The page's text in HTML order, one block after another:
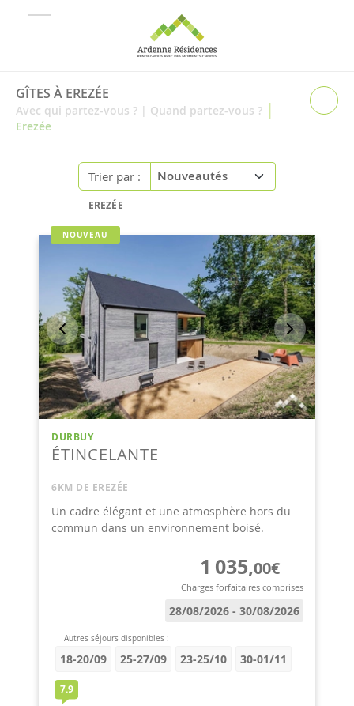
GÎTES À EREZÉE
Avec qui partez-vous ? | Quand partez-vous ? |
Erezée
Trier par :
EREZÉE